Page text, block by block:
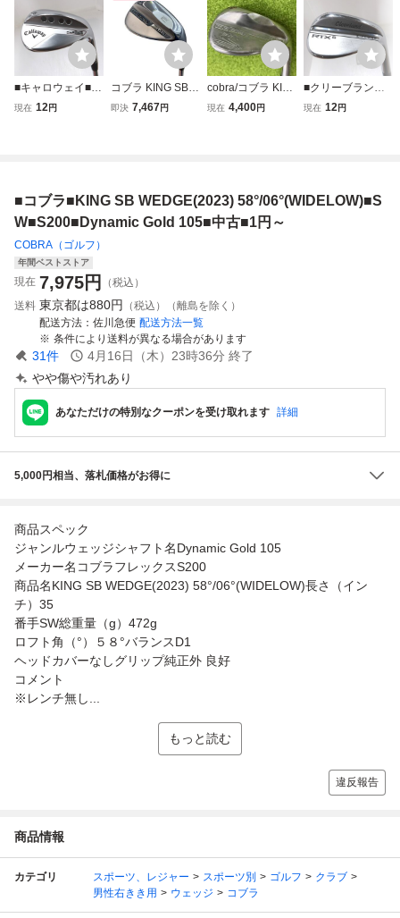
■キャロウェイ■JA
WS FORGED(202
現在 12円
コブラ KING SB
WEDGE(2023) 5
即決 7,467円
cobra/コブラ KIN
G PUR ウェッジ5
現在 4,400円
■クリーブランド■
Cleveland RTX-6
現在 12円
■コブラ■KING SB WEDGE(2023) 58°/06°(WIDELOW)■S
W■S200■Dynamic Gold 105■中古■1円～
COBRA（ゴルフ）
年間ベストストア
現在 7,975円
（税込）
送料 東京都は880円
（税込）（離島を除く）
配送方法
佐川急便 配送方法一覧
条件により送料が異なる場合があります
31件 4月16日（木）23時36分 終了
やや傷や汚れあり
あなただけの特別なクーポンを受け取れます 詳細
5,000円相当、落札価格がお得に
商品スペック
ジャンルウェッジシャフト名Dynamic Gold 105
メーカー名コブラフレックスS200
商品名KING SB WEDGE(2023) 58°/06°(WIDELOW)長さ（イン
チ）35
番手SW総重量（g）472g
ロフト角（°）５８°バランスD1
ヘッドカバーなしグリップ純正外 良好
コメント
※レンチ無し...
もっと読む
違反報告
商品情報
カテゴリ スポーツ、レジャー スポーツ別 ゴルフ
クラブ
男性右きき用
ウェッジ コブラ